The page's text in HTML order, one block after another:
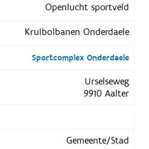
Openlucht sportveld
Krulbolbanen Onderdaele
Sportcomplex Onderdaele
Urselseweg
9910 Aalter
Gemeente/Stad